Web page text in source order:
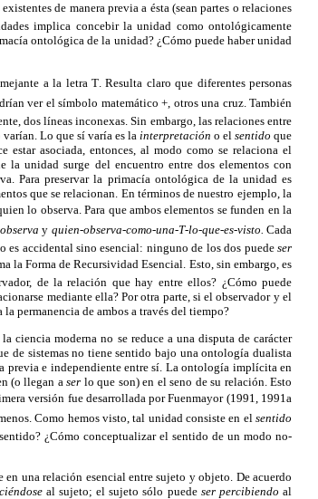
de manera previa a ésta (sean partes o relaciones
implica concebir la unidad como ontológicamente
ontológica de la unidad? ¿Cómo puede haber unidad
a la letra T. Resulta claro que diferentes personas
ver el símbolo matemático +, otros una cruz. También
dos líneas inconexas. Sin embargo, las relaciones entre
Lo que sí varía es lainterpretación o el sentido que
asociada, entonces, al modo como se relaciona el
la unidad surge del encuentro entre dos elementos con
Para preservar la primacía ontológica de la unidad es
que se relacionan. En términos de nuestro ejemplo, la
lo observa. Para que ambos elementos se funden en la
y quien-observa-como-una-T-lo-que-es-visto. Cada
accidental sino esencial: ninguno de los dos puedeser
Forma de Recursividad Esencial. Esto, sin embargo, es
de la relación que hay entre ellos? ¿Cómo puede
mediante ella? Por otra parte, si el observador y el
permanencia de ambos a través del tiempo?
ciencia moderna no se reduce a una disputa de carácter
de sistemas no tiene sentido bajo una ontología dualista
previa e independiente entre sí. La ontología implícita en
(o llegan aser lo que son) en el seno de su relación. Esto
versión fue desarrollada por Fuenmayor (1991, 1991a
Como hemos visto, tal unidad consiste en el sentido
¿Cómo conceptualizar el sentido de un modo no-
una relación esencial entre sujeto y objeto. De acuerdo
al sujeto; el sujeto sólo puede ser percibiendoal